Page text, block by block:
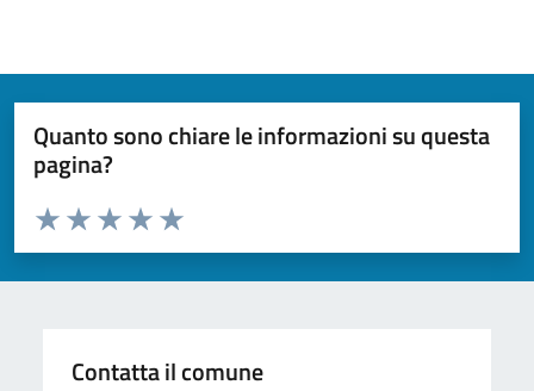
Quanto sono chiare le informazioni su questa
pagina?
Valuta da 1 a 5 stelle la pagina
Valuta 5 stelle su 5
Valuta 4 stelle su 5
Valuta 3 stelle su 5
Valuta 2 stelle su 5
Valuta 1 stelle su 5
Contatta il comune